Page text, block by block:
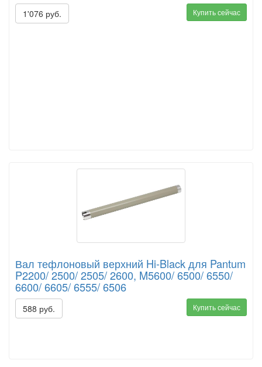
1'076 руб. Купить сейчас
Вал тефлоновый верхний Hi-Black для Pantum
P2200/ 2500/ 2505/ 2600, M5600/ 6500/ 6550/
6600/ 6605/ 6555/ 6506
588 руб. Купить сейчас